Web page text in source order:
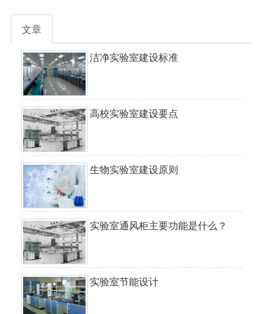
文章
洁净实验室建设标准
高校实验室建设要点
生物实验室建设原则
实验室通风柜主要功能是什么？
实验室节能设计